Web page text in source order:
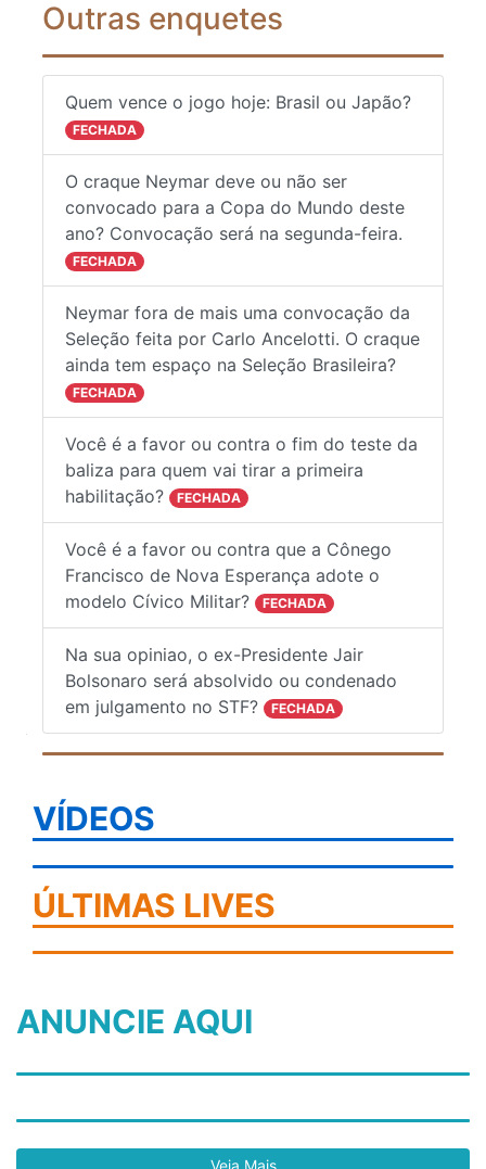
Outras enquetes
Quem vence o jogo hoje: Brasil ou Japão?
FECHADA
O craque Neymar deve ou não ser
convocado para a Copa do Mundo deste
ano? Convocação será na segunda-feira.
FECHADA
Neymar fora de mais uma convocação da
Seleção feita por Carlo Ancelotti. O craque
ainda tem espaço na Seleção Brasileira?
FECHADA
Você é a favor ou contra o fim do teste da
baliza para quem vai tirar a primeira
habilitação?
FECHADA
Você é a favor ou contra que a Cônego
Francisco de Nova Esperança adote o
modelo Cívico Militar?
FECHADA
Na sua opiniao, o ex-Presidente Jair
Bolsonaro será absolvido ou condenado
em julgamento no STF?
FECHADA
VÍDEOS
ÚLTIMAS LIVES
ANUNCIE AQUI
Veja Mais